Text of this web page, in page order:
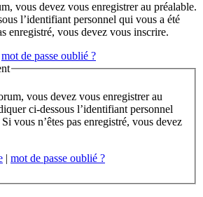
vous devez vous enregistrer au préalable.
l’identifiant personnel qui vous a été
enregistré, vous devez vous inscrire.
mot de passe oublié ?
| mot de passe oublié ?